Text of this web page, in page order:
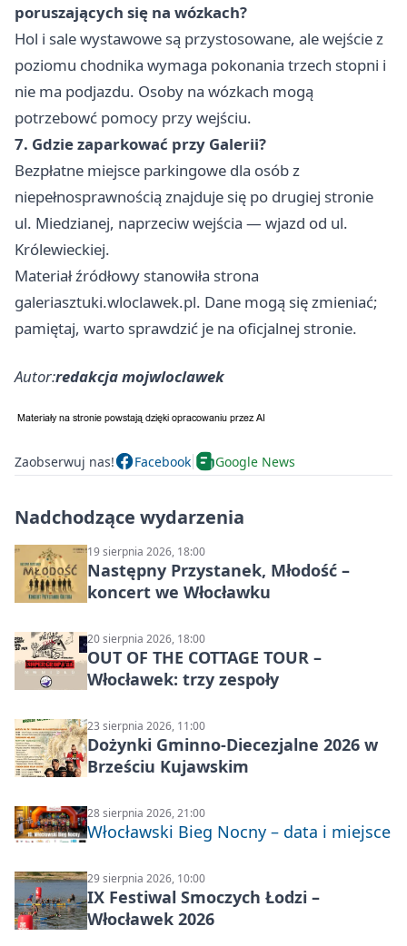
poruszających się na wózkach?
Hol i sale wystawowe są przystosowane, ale wejście z
poziomu chodnika wymaga pokonania trzech stopni i
nie ma podjazdu. Osoby na wózkach mogą
potrzebowć pomocy przy wejściu.
7. Gdzie zaparkować przy Galerii?
Bezpłatne miejsce parkingowe dla osób z
niepełnosprawnością znajduje się po drugiej stronie
ul. Miedzianej, naprzeciw wejścia — wjazd od ul.
Królewieckiej.
Materiał źródłowy stanowiła strona
galeriasztuki.wloclawek.pl. Dane mogą się zmieniać;
pamiętaj, warto sprawdzić je na oficjalnej stronie.
Autor:redakcja mojwloclawek
Zaobserwuj nas! Facebook Google News
Nadchodzące wydarzenia
19 sierpnia 2026, 18:00
Następny Przystanek, Młodość –
koncert we Włocławku
20 sierpnia 2026, 18:00
OUT OF THE COTTAGE TOUR –
Włocławek: trzy zespoły
23 sierpnia 2026, 11:00
Dożynki Gminno-Diecezjalne 2026 w
Brześciu Kujawskim
28 sierpnia 2026, 21:00
Włocławski Bieg Nocny – data i miejsce
29 sierpnia 2026, 10:00
IX Festiwal Smoczych Łodzi –
Włocławek 2026